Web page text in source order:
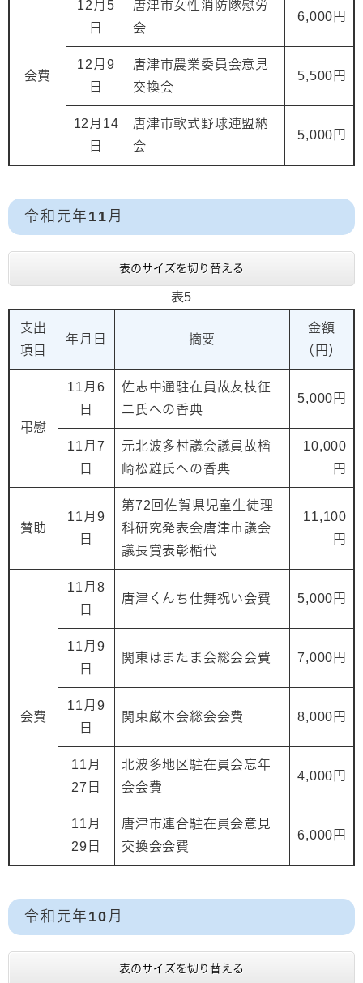
会費
12月5
日
唐津市女性消防隊慰労
会
6,000円
12月9
日
唐津市農業委員会意見
交換会
5,500円
12月14
日
唐津市軟式野球連盟納
会
5,000円
令和元年11月
表のサイズを切り替える
表5
支出
項目
年月日 摘要
金額
（円）
弔慰
11月6
日
佐志中通駐在員故友枝征
二氏への香典
5,000円
11月7
日
元北波多村議会議員故楢
崎松雄氏への香典
10,000
円
賛助
11月9
日
第72回佐賀県児童生徒理
科研究発表会唐津市議会
議長賞表彰楯代
11,100
円
会費
11月8
日
唐津くんち仕舞祝い会費 5,000円
11月9
日
関東はまたま会総会会費 7,000円
11月9
日
関東厳木会総会会費 8,000円
11月
27日
北波多地区駐在員会忘年
会会費
4,000円
11月
29日
唐津市連合駐在員会意見
交換会会費
6,000円
令和元年10月
表のサイズを切り替える